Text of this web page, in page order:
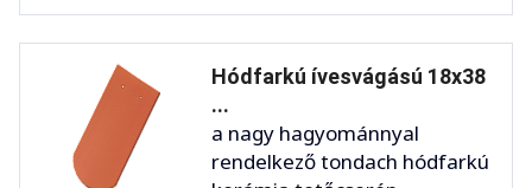
Hódfarkú ívesvágású 18x38
...
a nagy hagyománnyal
rendelkező tondach hódfarkú